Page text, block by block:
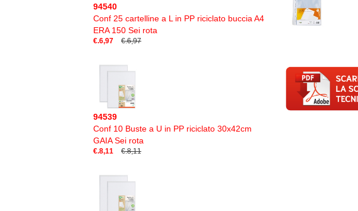
94540
Conf 25 cartelline a L in PP riciclato buccia A4
ERA 150 Sei rota
€.6,97 €.6,97
94539
Conf 10 Buste a U in PP riciclato 30x42cm
GAIA Sei rota
€.8,11 €.8,11